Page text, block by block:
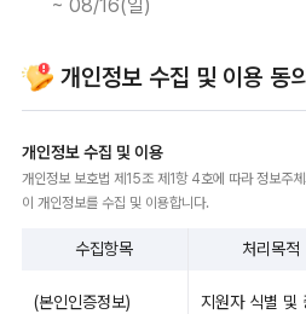
~ 08/16(일)
개인정보 수집 및 이용 동
개인정보 수집 및 이용
개인정보 보호법 제15조 제1항 4호에 따라 정보주
이 개인정보를 수집 및 이용합니다.
수집항목 처리목적
(본인인증정보)
지원자 식별 및